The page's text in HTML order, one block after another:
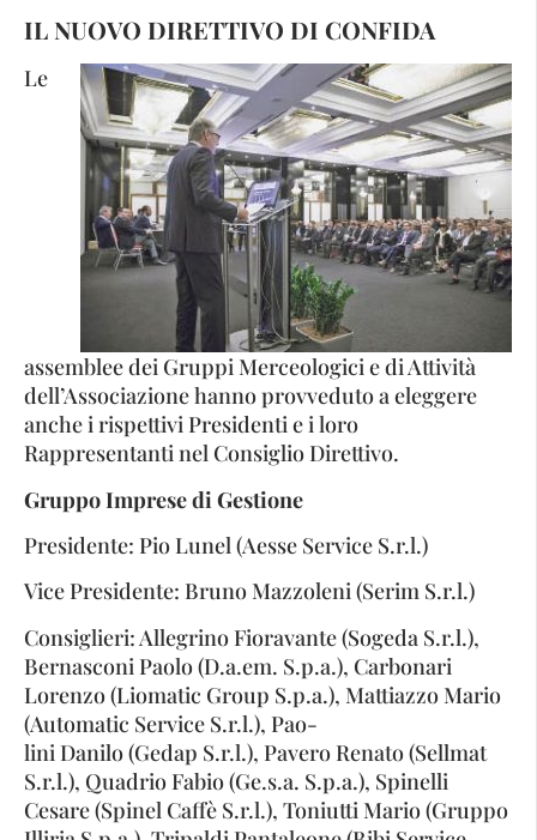
IL NUOVO DIRETTIVO DI CONFIDA
Le
assemblee dei Gruppi Merceologici e di Attività
dell’Associazione hanno provveduto a eleggere
anche i rispettivi Presidenti e i loro
Rappresentanti nel Consiglio Direttivo.
Gruppo Imprese di Gestione
Presidente: Pio Lunel (Aesse Service S.r.l.)
Vice Presidente: Bruno Mazzoleni (Serim S.r.l.)
Consiglieri: Allegrino Fioravante (Sogeda S.r.l.),
Bernasconi Paolo (D.a.em. S.p.a.), Carbonari
Lorenzo (Liomatic Group S.p.a.), Mattiazzo Mario
(Automatic Service S.r.l.), Pao-
lini Danilo (Gedap S.r.l.), Pavero Renato (Sellmat
S.r.l.), Quadrio Fabio (Ge.s.a. S.p.a.), Spinelli
Cesare (Spinel Caffè S.r.l.), Toniutti Mario (Gruppo